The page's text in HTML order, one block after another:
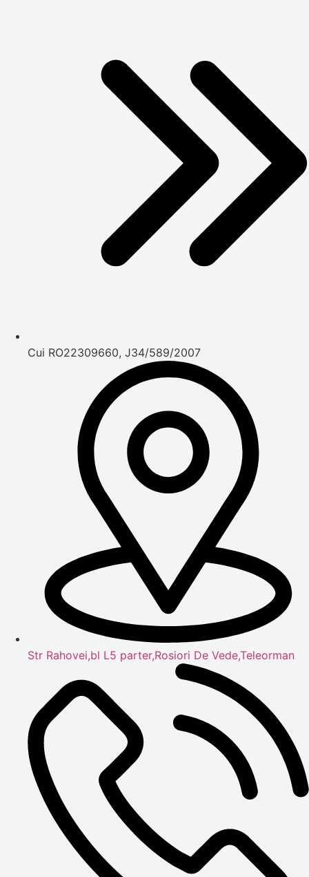
Cui RO22309660, J34/589/2007
Str Rahovei,bl L5 parter,Rosiori De Vede,Teleorman